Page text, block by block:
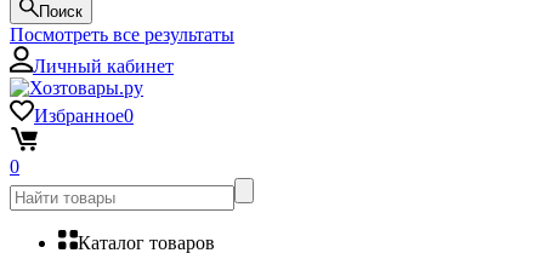
Поиск
Посмотреть все результаты
Личный кабинет
Избранное0
0
Каталог товаров